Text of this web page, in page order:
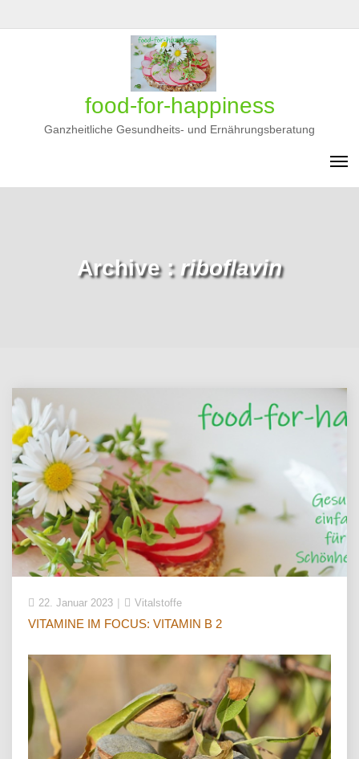
to
Privatsphäre-
Einstellungen
ändern
Historie
der
Privatsphäre-
Einstellungen
Einwilligungen
widerrufen
food-for-happiness
Ganzheitliche Gesundheits- und Ernährungsberatung
Archive : riboflavin
22. Januar 2023 Vitalstoffe
VITAMINE IM FOCUS: VITAMIN B 2